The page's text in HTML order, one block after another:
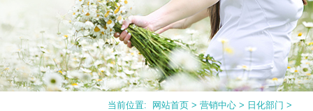
当前位置: 网站首页 > 营销中心 > 日化部门 >